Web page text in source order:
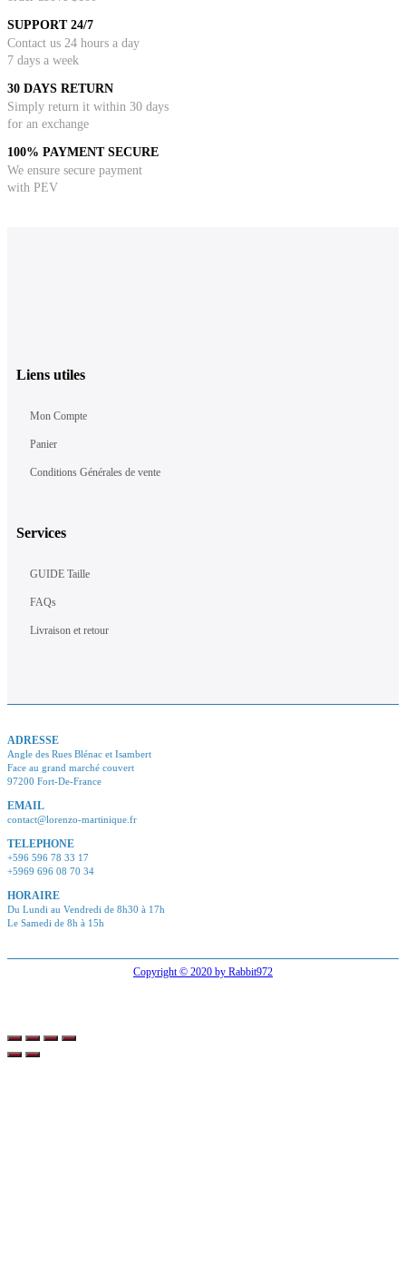
SUPPORT 24/7
Contact us 24 hours a day
7 days a week
30 DAYS RETURN
Simply return it within 30 days
for an exchange
100% PAYMENT SECURE
We ensure secure payment
with PEV
Liens utiles
Mon Compte
Panier
Conditions Générales de vente
Services
GUIDE Taille
FAQs
Livraison et retour
ADRESSE
Angle des Rues Blénac et Isambert
Face au grand marché couvert
97200 Fort-De-France
EMAIL
contact@lorenzo-martinique.fr
TELEPHONE
+596 596 78 33 17
+5969 696 08 70 34
HORAIRE
Du Lundi au Vendredi de 8h30 à 17h
Le Samedi de 8h à 15h
Copyright © 2020 by Rabbit972